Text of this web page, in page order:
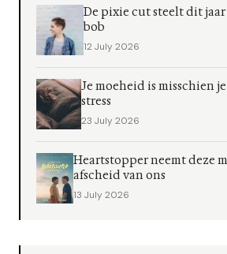
De pixie cut steelt dit jaar
bob
12 July 2026
Je moeheid is misschien
stress
23 July 2026
Heartstopper neemt deze
afscheid van ons
13 July 2026